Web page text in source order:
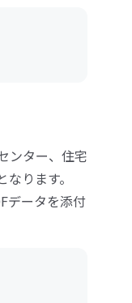
ンター、住宅
ります。
データを添付